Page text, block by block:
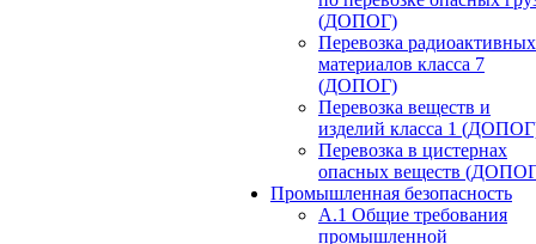
(ДОПОГ)
Перевозка радиоактивных
материалов класса 7
(ДОПОГ)
Перевозка веществ и
изделий класса 1
Перевозка в цистернах
опасных веществ
Промышленная безопасность
А.1 Общие требования
промышленной